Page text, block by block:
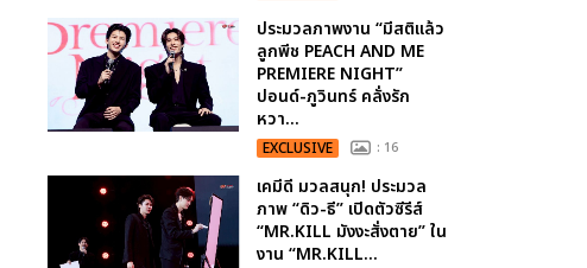
ประมวลภาพงาน “มีสติแล้ว
ลูกพีช PEACH AND ME
PREMIERE NIGHT”
ปอนด์-ภูวินทร์ คลั่งรัก
หวา...
EXCLUSIVE : 16
เคมีดี มวลสนุก! ประมวล
ภาพ “ดิว-ธี” เปิดตัวซีรีส์
“MR.KILL มังงะสั่งตาย” ใน
งาน “MR.KILL...